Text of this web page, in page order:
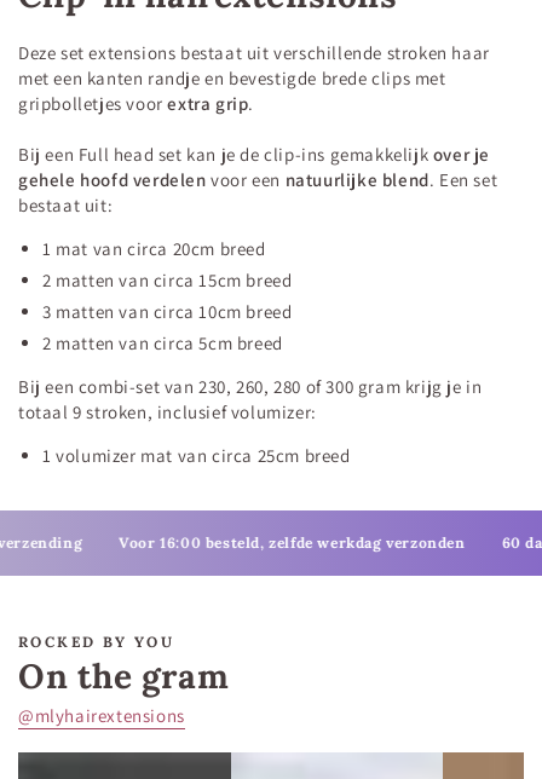
Deze set extensions bestaat uit verschillende stroken haar
met een kanten randje en bevestigde brede clips met
gripbolletjes voorextra grip.
Bij een Full head set kan je de clip-ins gemakkelijk over je
gehele hoofd verdelen voor een natuurlijke blend. Een set
bestaat uit:
1 mat van circa 20cm breed
2 matten van circa 15cm breed
3 matten van circa 10cm breed
2 matten van circa 5cm breed
Bij een combi-set van 230, 260, 280 of 300 gram krijg je in
totaal 9 stroken, inclusief volumizer:
1 volumizer mat van circa 25cm breed
Voor 16:00 besteld, zelfde werkdag verzonden 60 dagen
ROCKED BY YOU
On the gram
@mlyhairextensions